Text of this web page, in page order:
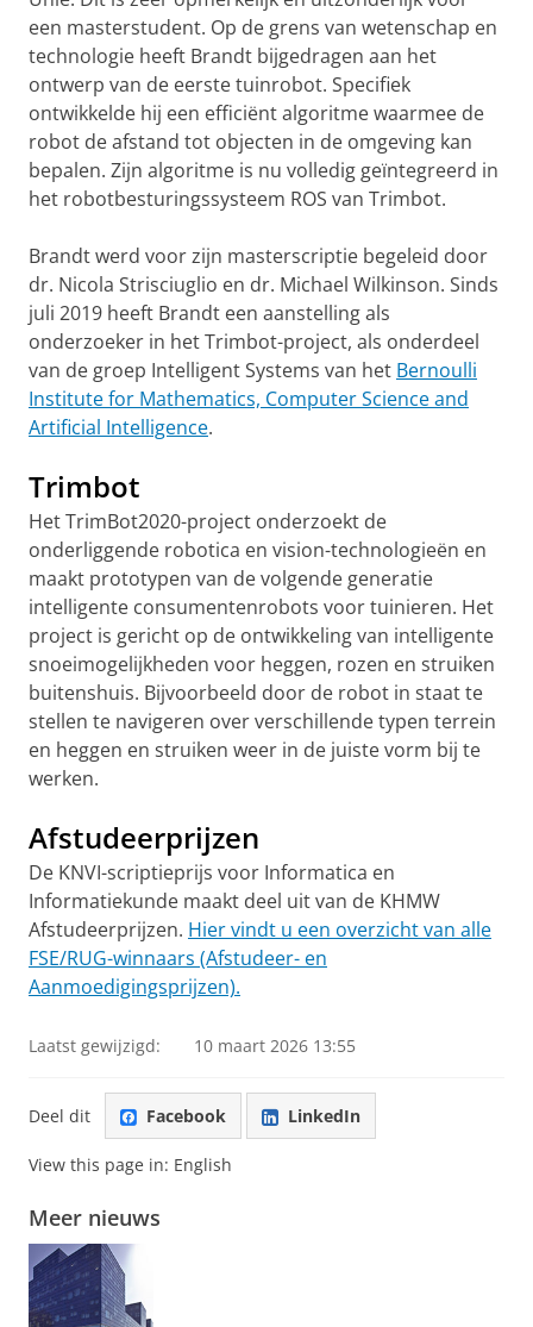
een masterstudent. Op de grens van wetenschap en
technologie heeft Brandt bijgedragen aan het
ontwerp van de eerste tuinrobot. Specifiek
ontwikkelde hij een efficiënt algoritme waarmee de
robot de afstand tot objecten in de omgeving kan
bepalen. Zijn algoritme is nu volledig geïntegreerd in
het robotbesturingssysteem ROS van Trimbot.
Brandt werd voor zijn masterscriptie begeleid door
dr. Nicola Strisciuglio en dr. Michael Wilkinson. Sinds
juli 2019 heeft Brandt een aanstelling als
onderzoeker in het Trimbot-project, als onderdeel
van de groep Intelligent Systems van het Bernoulli
Institute for Mathematics, Computer Science and
Artificial Intelligence.
Trimbot
Het TrimBot2020-project onderzoekt de
onderliggende robotica en vision-technologieën en
maakt prototypen van de volgende generatie
intelligente consumentenrobots voor tuinieren. Het
project is gericht op de ontwikkeling van intelligente
snoeimogelijkheden voor heggen, rozen en struiken
buitenshuis. Bijvoorbeeld door de robot in staat te
stellen te navigeren over verschillende typen terrein
en heggen en struiken weer in de juiste vorm bij te
werken.
Afstudeerprijzen
De KNVI-scriptieprijs voor Informatica en
Informatiekunde maakt deel uit van de KHMW
Afstudeerprijzen. Hier vindt u een overzicht van alle
FSE/RUG-winnaars (Afstudeer- en
Aanmoedigingsprijzen).
Laatst gewijzigd: 10 maart 2026 13:55
Deel dit Facebook LinkedIn
View this page in: English
Meer nieuws